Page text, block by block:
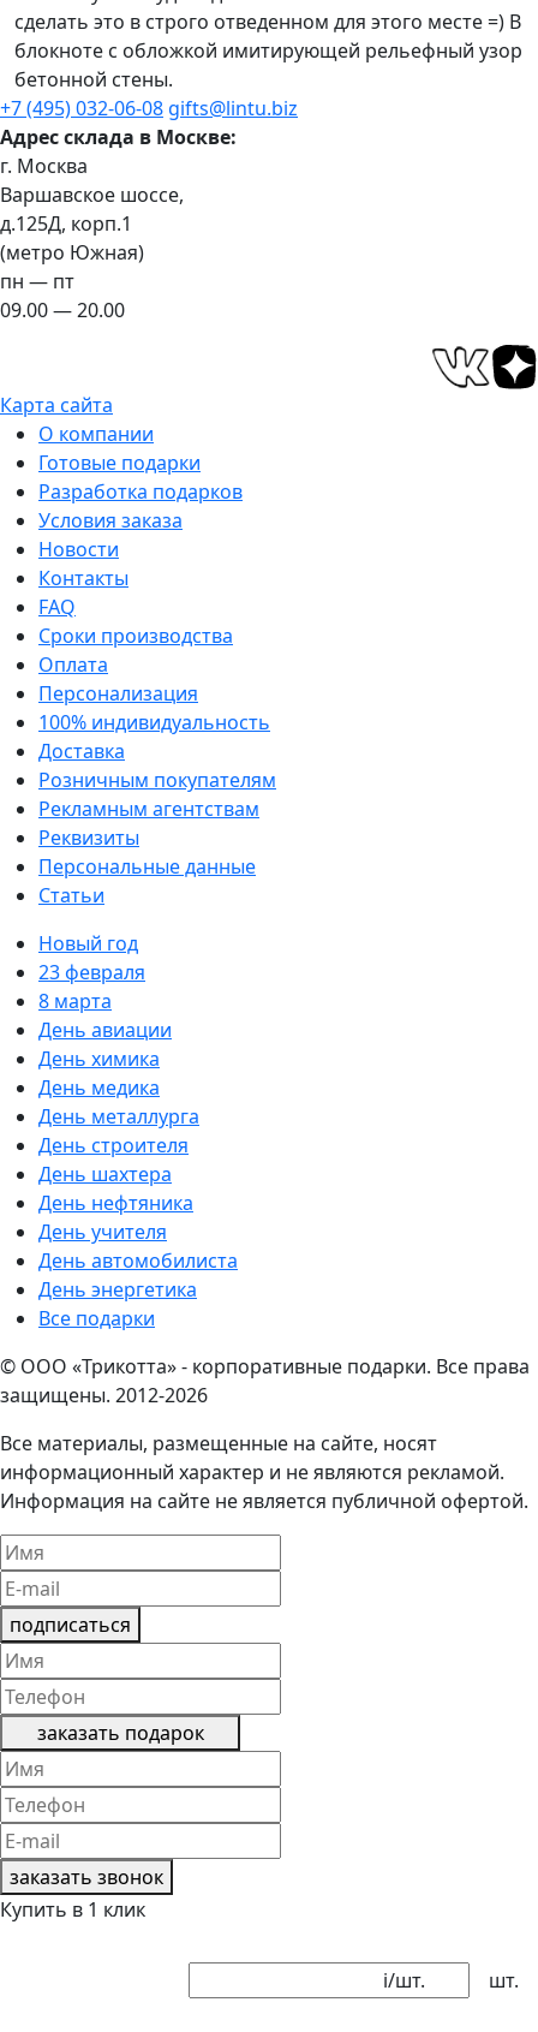
сделать это в строго отведенном для этого месте =) В
блокноте с обложкой имитирующей рельефный узор
бетонной стены.
+7 (495) 032-06-08 gifts@lintu.biz
Адрес склада в Москве:
г. Москва
Варшавское шоссе,
д.125Д, корп.1
(метро Южная)
пн — пт
09.00 — 20.00
Карта сайта
О компании
Готовые подарки
Разработка подарков
Условия заказа
Новости
Контакты
FAQ
Сроки производства
Оплата
Персонализация
100% индивидуальность
Доставка
Розничным покупателям
Рекламным агентствам
Реквизиты
Персональные данные
Статьи
Новый год
23 февраля
8 марта
День авиации
День химика
День медика
День металлурга
День строителя
День шахтера
День нефтяника
День учителя
День автомобилиста
День энергетика
Все подарки
© ООО «Трикотта» - корпоративные подарки. Все права
защищены. 2012-2026
Все материалы, размещенные на сайте, носят
информационный характер и не являются рекламой.
Информация на сайте не является публичной офертой.
подписаться
заказать подарок
заказать звонок
Купить в 1 клик
шт.
i/шт.